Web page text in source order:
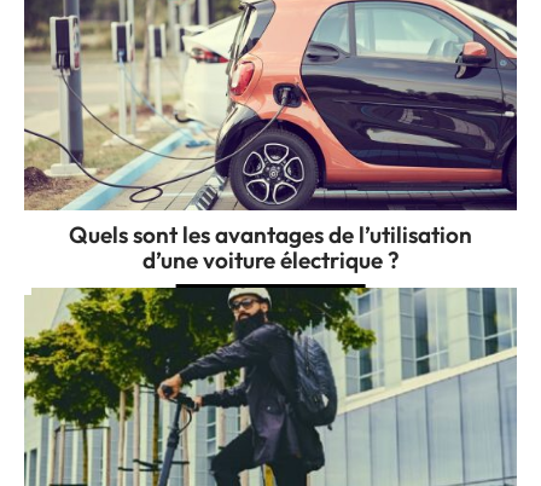
Quels sont les avantages de l’utilisation
d’une voiture électrique ?